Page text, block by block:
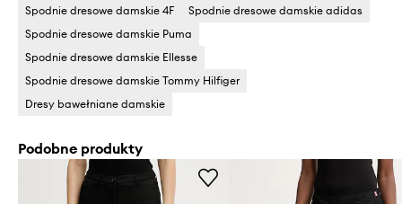
Spodnie dresowe damskie 4F
Spodnie dresowe damskie adidas
Spodnie dresowe damskie Puma
Spodnie dresowe damskie Ellesse
Spodnie dresowe damskie Tommy Hilfiger
Dresy bawełniane damskie
Podobne produkty